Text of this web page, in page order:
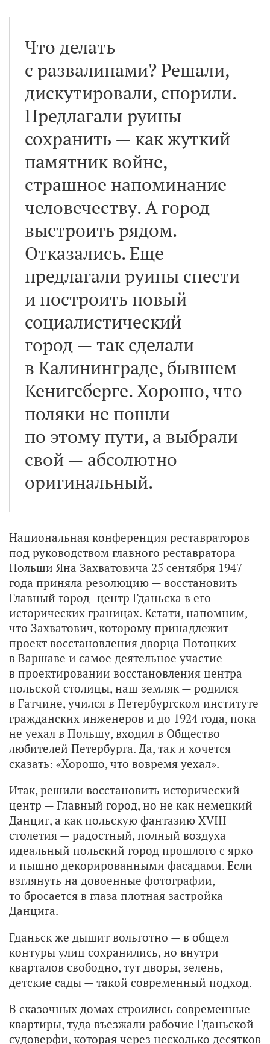
Что делать
с развалинами? Решали,
дискутировали, спорили.
Предлагали руины
сохранить — как жуткий
памятник войне,
страшное напоминание
человечеству. А город
выстроить рядом.
Отказались. Еще
предлагали руины снести
и построить новый
социалистический
город — так сделали
в Калининграде, бывшем
Кенигсберге. Хорошо, что
поляки не пошли
по этому пути, а выбрали
свой — абсолютно
оригинальный.
Национальная конференция реставраторов
под руководством главного реставратора
Польши Яна Захватовича 25 сентября 1947
года приняла резолюцию — восстановить
Главный город -центр Гданьска в его
исторических границах. Кстати, напомним,
что Захватович, которому принадлежит
проект восстановления дворца Потоцких
в Варшаве и самое деятельное участие
в проектировании восстановления центра
польской столицы, наш земляк — родился
в Гатчине, учился в Петербургском институте
гражданских инженеров и до 1924 года, пока
не уехал в Польшу, входил в Общество
любителей Петербурга. Да, так и хочется
сказать: «Хорошо, что вовремя уехал».
Итак, решили восстановить исторический
центр — Главный город, но не как немецкий
Данциг, а как польскую фантазию XVIII
столетия — радостный, полный воздуха
идеальный польский город прошлого с ярко
и пышно декорированными фасадами. Если
взглянуть на довоенные фотографии,
то бросается в глаза плотная застройка
Данцига.
Гданьск же дышит вольготно — в общем
контуры улиц сохранились, но внутри
кварталов свободно, тут дворы, зелень,
детские сады — такой современный подход.
В сказочных домах строились современные
квартиры, туда въезжали рабочие Гданьской
судоверфи, которая через несколько десятков